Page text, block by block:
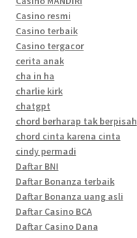
Casino resmi
Casino terbaik
Casino tergacor
cerita anak
cha in ha
charlie kirk
chatgpt
chord berharap tak berpisah
chord cinta karena cinta
cindy permadi
Daftar BNI
Daftar Bonanza terbaik
Daftar Bonanza uang asli
Daftar Casino BCA
Daftar Casino Dana